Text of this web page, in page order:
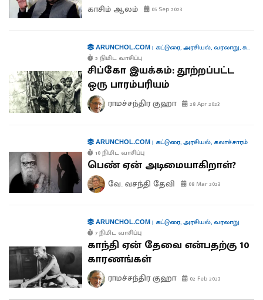
காசிம் ஆலம் 05 Sep 2023
ARUNCHOL.COM| கட்டுரை,அரசியல், வரலாறு,சுற்றுச்சூழல்
5 நிமிட வாசிப்பு
சிப்கோ இயக்கம்: தூற்றப்பட்ட
ஒரு பாரம்பரியம்
ராமச்சந்திர குஹா 28 Apr 2023
ARUNCHOL.COM| கட்டுரை,அரசியல், கலாச்சாரம்
10 நிமிட வாசிப்பு
பெண் ஏன் அடிமையாகிறாள்?
வே. வசந்தி தேவி 08 Mar 2023
ARUNCHOL.COM| கட்டுரை,அரசியல், வரலாறு
7 நிமிட வாசிப்பு
காந்தி ஏன் தேவை என்பதற்கு 10
காரணங்கள்
ராமச்சந்திர குஹா 02 Feb 2023